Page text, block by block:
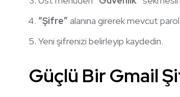
“Şifre” alanına girerek mevcut
Yeni şifrenizi belirleyip kaydedin.
Güçlü Bir Gmail